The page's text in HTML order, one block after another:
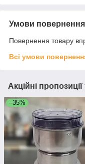
Умови повернення
Повернення товару
Всі умови
Акційні
–35%